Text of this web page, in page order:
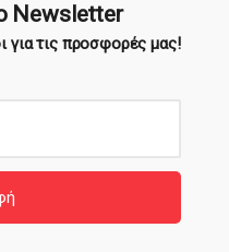
Newsletter
για τις προσφορές μας!